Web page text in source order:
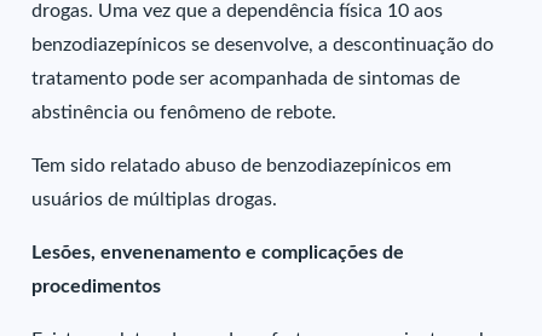
drogas. Uma vez que a dependência física 10 aos
benzodiazepínicos se desenvolve, a descontinuação do
tratamento pode ser acompanhada de sintomas de
abstinência ou fenômeno de rebote.
Tem sido relatado abuso de benzodiazepínicos em
usuários de múltiplas drogas.
Lesões, envenenamento e complicações de
procedimentos